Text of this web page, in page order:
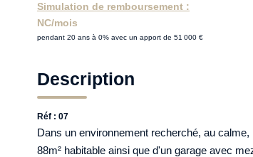
Simulation de remboursement :
NC/mois
pendant 20 ans à 0% avec un apport de 51 000 €
Description
Réf : 07
Dans un environnement recherché, au
88m² habitable ainsi que d'un garage avec